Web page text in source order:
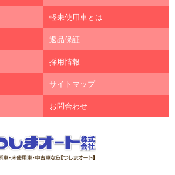
軽未使用車とは
返品保証
採用情報
サイトマップ
お問合わせ